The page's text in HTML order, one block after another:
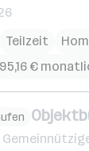
Teilzeit
€